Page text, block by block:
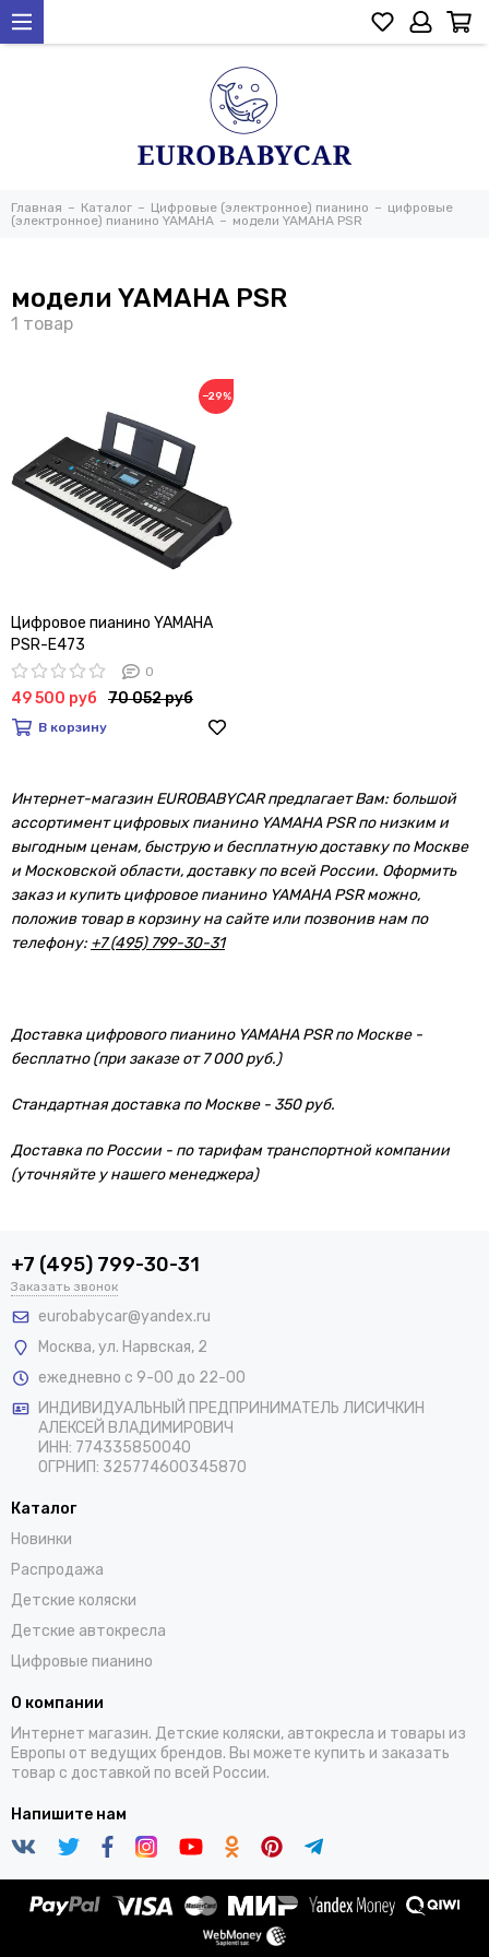
Главная Каталог Цифровые (электронное) пианино
цифровые
(электронное) пианино YAMAHA
модели YAMAHA PSR
модели YAMAHA PSR
−29%
Цифровое пианино YAMAHA
PSR-E473
0
49 500 руб 70 052 руб
В корзину
Интернет-магазин EUROBABYCAR предлагает Вам: большой
ассортимент цифровых пианино YAMAHA PSR по низким и
выгодным ценам, быструю и бесплатную доставку по Москве
и Московской области, доставку по всей России. Оформить
заказ и купить цифровое пианино YAMAHA PSR можно,
положив товар в корзину на сайте или позвонив нам по
телефону: +7 (495) 799-30-31
Доставка цифрового пианино YAMAHA PSR по Москве -
бесплатно (при заказе от 7 000 руб.)
Стандартная доставка по Москве - 350 руб.
Доставка по России - по тарифам транспортной компании
(уточняйте у нашего менеджера)
+7 (495) 799-30-31
Заказать звонок
eurobabycar@yandex.ru
Москва,ул. Нарвская, 2
ежедневно с 9-00 до 22-00
ИНДИВИДУАЛЬНЫЙ ПРЕДПРИНИМАТЕЛЬ ЛИСИЧКИН
АЛЕКСЕЙ ВЛАДИМИРОВИЧ
ИНН: 774335850040
ОГРНИП: 325774600345870
Каталог
Новинки
Распродажа
Детские коляски
Детские автокресла
Цифровые пианино
О компании
Интернет магазин. Детские коляски, автокресла и товары из
Европы от ведущих брендов. Вы можете купить и заказать
товар с доставкой по всей России.
Напишите нам